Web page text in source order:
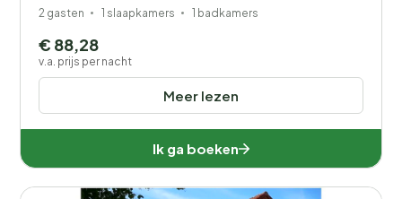
2 gasten 1 slaapkamers 1 badkamers
Meer lezen
€ 88,28
v.a. prijs per nacht
Ik ga boeken